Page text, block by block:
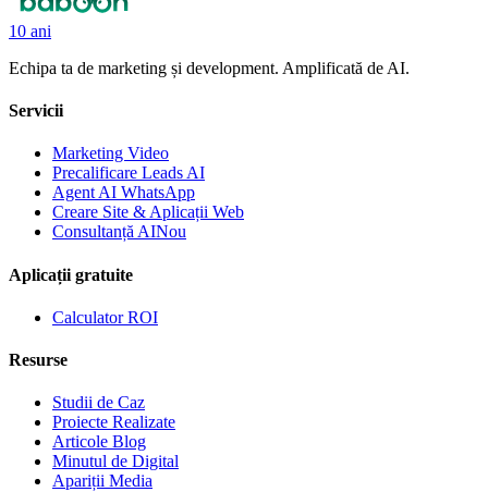
10 ani
Echipa ta de marketing și development. Amplificată de AI.
Servicii
Marketing Video
Precalificare Leads AI
Agent AI WhatsApp
Creare Site & Aplicații Web
Consultanță AINou
Aplicații gratuite
Calculator ROI
Resurse
Studii de Caz
Proiecte Realizate
Articole Blog
Minutul de Digital
Apariții Media